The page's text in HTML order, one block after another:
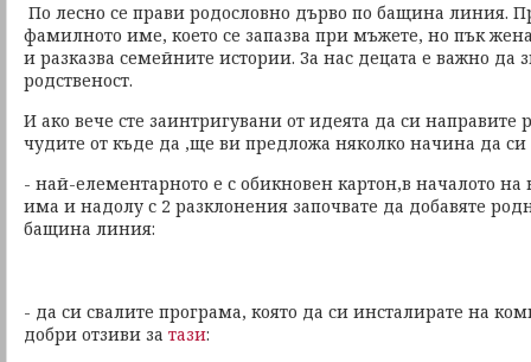
По лесно се прави родословно дърво по бащина линия.
фамилното име, което се запазва при мъжете, но пък
и разказва семейните истории. За нас децата е важно да
родственост.
И ако вече сте заинтригувани от идеята да си направите
чудите от къде да ,ще ви предложа няколко начина да си
- най-елементарното е с обикновен картон,в началото на
има и надолу с 2 разклонения започвате да добавяте
бащина линия:
- да си свалите програма, която да си инсталирате на
добри отзиви за тази: